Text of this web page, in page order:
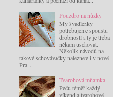
Pouzdro na nůžky
My švadlenky
potřebujeme spoustu
drobností a ty je třeba
někam uschovat.
Několik návodů na
takové schovávačky naleznete i v nové
Pra...
Tvarohová mňamka
Peču téměř každý
víkend a tvarohové